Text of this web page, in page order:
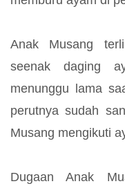
Anak Musang
seenak daging
menunggu lama
perutnya sudah
Musang mengikuti
Dugaan Anak